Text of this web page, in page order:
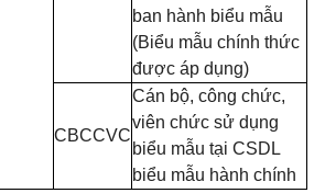
ban hành biểu mẫu
(Biểu mẫu chính thức
được áp dụng)
CBCCVC
Cán bộ, công chức,
viên chức sử dụng
biểu mẫu tại CSDL
biểu mẫu hành chính